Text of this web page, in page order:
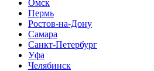
Омск
Пермь
Ростов-на-Дону
Самара
Санкт-Петербург
Уфа
Челябинск